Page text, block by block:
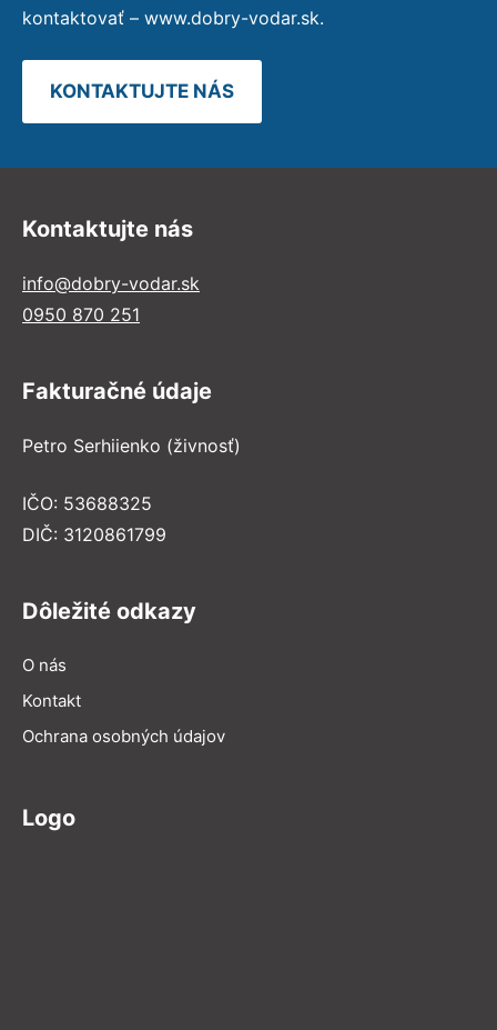
kontaktovať – www.dobry-vodar.sk.
KONTAKTUJTE NÁS
Kontaktujte nás
info@dobry-vodar.sk
0950 870 251
Fakturačné údaje
Petro Serhiienko (živnosť)
IČO: 53688325
DIČ: 3120861799
Dôležité odkazy
O nás
Kontakt
Ochrana osobných údajov
Logo